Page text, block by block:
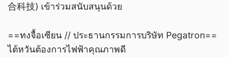
合科技) เข้าร่วมสนับสนุนด้วย
==ทงจื้อเซียน // ประธานกรรมการบริษัท Pegatron==
ไต้หวันต้องการไฟฟ้าคุณภาพดี